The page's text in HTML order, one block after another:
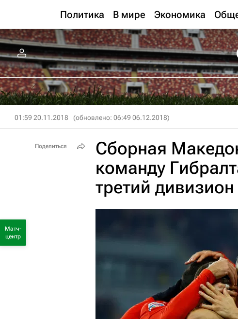
Политика В мире Экономика
01:59 20.11.2018 (обновлено: 06:49 06.12.2018)
Сборная
команду
третий
Поделиться
Матч-
центр